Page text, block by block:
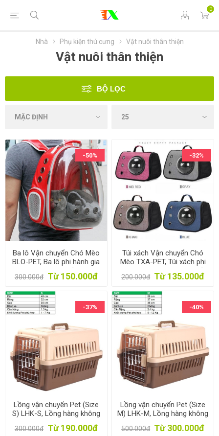
0
Nhà Phụ kiện thú cưng Vật nuôi thân thiện
Vật nuôi thân thiện
BỘ LỌC
-50%
Ba lô Vận chuyển Chó Mèo
BLO-PET, Ba lô phi hành gia
cho Thú cưng Vật nuôi
300.000đ Từ 150.000đ
-32%
Túi xách Vận chuyển Chó
Mèo TXA-PET, Túi xách phi
hành gia cho Thú cưng Vật
nuôi
200.000đ Từ 135.000đ
-37%
Lồng vận chuyển Pet (Size
S) LHK-S, Lồng hàng không
cho Chó, Mèo, Thú cưng 1-7
kg
300.000đ Từ 190.000đ
-40%
Lồng vận chuyển Pet (Size
M) LHK-M, Lồng hàng không
cho Chó, Mèo, Thú cưng 5-
12 kg
500.000đ Từ 300.000đ